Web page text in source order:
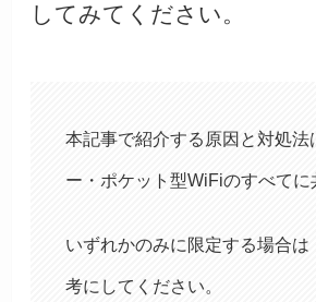
してみてください。
本記事で紹介する原因と対処
ー・ポケット型WiFiのすべてに
いずれかのみに限定する場合
考にしてください。